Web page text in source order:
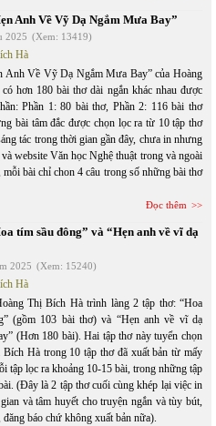
Anh Về Vỹ Dạ Ngắm Mưa Bay”
2025 (Xem: 13419)
Hà
Anh Về Vỹ Dạ Ngắm Mưa Bay” của Hoàng
hơn 180 bài thơ dài ngắn khác nhau được
Phần 1: 80 bài thơ, Phần 2: 116 bài thơ
bài tâm đắc được chọn lọc ra từ 10 tập thơ
tác trong thời gian gần đây, chưa in nhưng
website Văn học Nghệ thuật trong và ngoài
bài chỉ chon 4 câu trong số những bài thơ
Đọc thêm
tím sầu đông” và “Hẹn anh về vĩ dạ
2025 (Xem: 15240)
Hà
Thị Bích Hà trình làng 2 tập thơ: “Hoa
(gồm 103 bài thơ) và “Hẹn anh về vĩ dạ
(Hơn 180 bài). Hai tập thơ này tuyển chọn
Hà trong 10 tập thơ đã xuất bản từ mấy
tập lọc ra khoảng 10-15 bài, trong những tập
(Đây là 2 tập thơ cuối cùng khép lại việc in
và tâm huyết cho truyện ngắn và tùy bút,
báo chứ không xuất bản nữa).